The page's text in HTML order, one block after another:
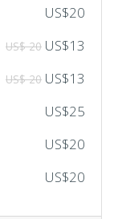
US$20
US$ 20 US$13
US$ 20 US$13
US$25
US$20
US$20